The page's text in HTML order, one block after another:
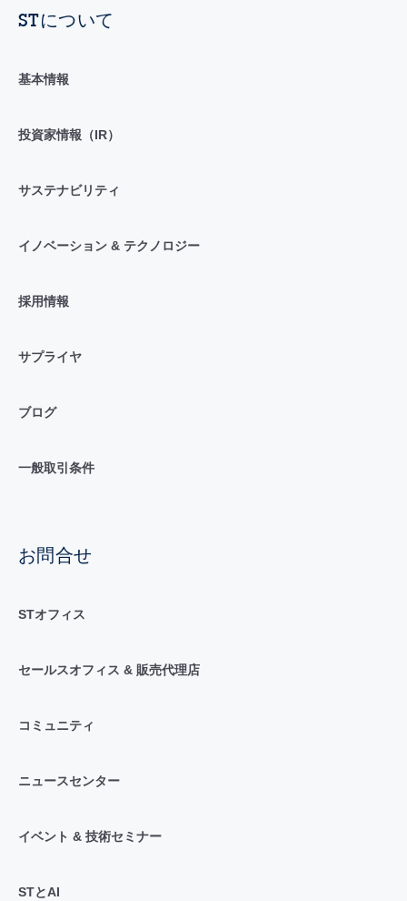
STについて
基本情報
投資家情報（IR）
サステナビリティ
イノベーション & テクノロジー
採用情報
サプライヤ
ブログ
一般取引条件
お問合せ
STオフィス
セールスオフィス & 販売代理店
コミュニティ
ニュースセンター
イベント & 技術セミナー
STとAI